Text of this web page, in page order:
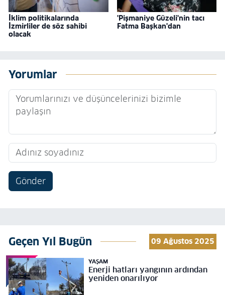
İklim politikalarında
İzmirliler de söz sahibi
olacak
'Pişmaniye Güzeli'nin tacı
Fatma Başkan'dan
Yorumlar
Gönder
Geçen Yıl Bugün 09 Ağustos 2025
YAŞAM
Enerji hatları yangının ardından
yeniden onarılıyor